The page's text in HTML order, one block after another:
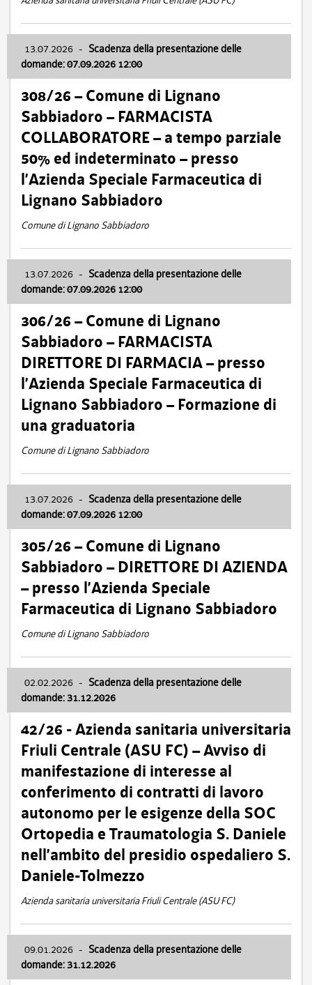
13.07.2026 - Scadenza della presentazione delle
domande: 07.09.2026 12:00
308/26 – Comune di Lignano
Sabbiadoro – FARMACISTA
COLLABORATORE – a tempo parziale
50% ed indeterminato – presso
l’Azienda Speciale Farmaceutica di
Lignano Sabbiadoro
Comune di Lignano Sabbiadoro
13.07.2026 - Scadenza della presentazione delle
domande: 07.09.2026 12:00
306/26 – Comune di Lignano
Sabbiadoro – FARMACISTA
DIRETTORE DI FARMACIA – presso
l’Azienda Speciale Farmaceutica di
Lignano Sabbiadoro – Formazione di
una graduatoria
Comune di Lignano Sabbiadoro
13.07.2026 - Scadenza della presentazione delle
domande: 07.09.2026 12:00
305/26 – Comune di Lignano
Sabbiadoro – DIRETTORE DI AZIENDA
– presso l’Azienda Speciale
Farmaceutica di Lignano Sabbiadoro
Comune di Lignano Sabbiadoro
02.02.2026 - Scadenza della presentazione delle
domande: 31.12.2026
42/26 - Azienda sanitaria universitaria
Friuli Centrale (ASU FC) – Avviso di
manifestazione di interesse al
conferimento di contratti di lavoro
autonomo per le esigenze della SOC
Ortopedia e Traumatologia S. Daniele
nell’ambito del presidio ospedaliero S.
Daniele-Tolmezzo
Azienda sanitaria universitaria Friuli Centrale (ASU FC)
09.01.2026 - Scadenza della presentazione delle
domande: 31.12.2026